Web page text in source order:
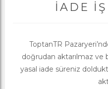
İADE
ToptanTR
doğrudan aktarılmaz ve
yasal iade süreniz